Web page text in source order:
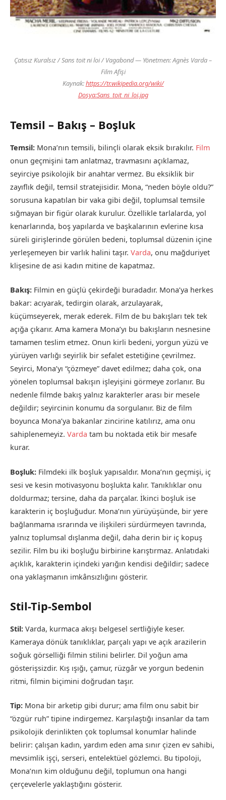
Çatısız Kuralsız / Sans toit ni loi / Vagabond— Yönetmen: Agnès Varda –
Film Afişi
Kaynak:https://tr.wikipedia.org/wiki/
Dosya:Sans_toit_ni_loi.jpg
Temsil – Bakış – Boşluk
Temsil: Mona’nın temsili, bilinçli olarak eksik bırakılır. Film
onun geçmişini tam anlatmaz, travmasını açıklamaz,
seyirciye psikolojik bir anahtar vermez. Bu eksiklik bir
zayıflık değil, temsil stratejisidir. Mona, “neden böyle oldu?”
sorusuna kapatılan bir vaka gibi değil, toplumsal temsile
sığmayan bir figür olarak kurulur. Özellikle tarlalarda, yol
kenarlarında, boş yapılarda ve başkalarının evlerine kısa
süreli girişlerinde görülen bedeni, toplumsal düzenin içine
yerleşemeyen bir varlık halini taşır. Varda, onu mağduriyet
klişesine de asi kadın mitine de kapatmaz.
Bakış: Filmin en güçlü çekirdeği buradadır. Mona’ya herkes
bakar: acıyarak, tedirgin olarak, arzulayarak,
küçümseyerek, merak ederek. Film de bu bakışları tek tek
açığa çıkarır. Ama kamera Mona’yı bu bakışların nesnesine
tamamen teslim etmez. Onun kirli bedeni, yorgun yüzü ve
yürüyen varlığı seyirlik bir sefalet estetiğine çevrilmez.
Seyirci, Mona’yı “çözmeye” davet edilmez; daha çok, ona
yönelen toplumsal bakışın işleyişini görmeye zorlanır. Bu
nedenle filmde bakış yalnız karakterler arası bir mesele
değildir; seyircinin konumu da sorgulanır. Biz de film
boyunca Mona’ya bakanlar zincirine katılırız, ama onu
sahiplenemeyiz. Varda tam bu noktada etik bir mesafe
kurar.
Boşluk: Filmdeki ilk boşluk yapısaldır. Mona’nın geçmişi, iç
sesi ve kesin motivasyonu boşlukta kalır. Tanıklıklar onu
doldurmaz; tersine, daha da parçalar. İkinci boşluk ise
karakterin iç boşluğudur. Mona’nın yürüyüşünde, bir yere
bağlanmama ısrarında ve ilişkileri sürdürmeyen tavrında,
yalnız toplumsal dışlanma değil, daha derin bir iç kopuş
sezilir. Film bu iki boşluğu birbirine karıştırmaz. Anlatıdaki
açıklık, karakterin içindeki yarığın kendisi değildir; sadece
ona yaklaşmanın imkânsızlığını gösterir.
Stil-Tip-Sembol
Stil: Varda, kurmaca akışı belgesel sertliğiyle keser.
Kameraya dönük tanıklıklar, parçalı yapı ve açık arazilerin
soğuk görselliği filmin stilini belirler. Dil yoğun ama
gösterişsizdir. Kış ışığı, çamur, rüzgâr ve yorgun bedenin
ritmi, filmin biçimini doğrudan taşır.
Tip: Mona bir arketip gibi durur; ama film onu sabit bir
“özgür ruh” tipine indirgemez. Karşılaştığı insanlar da tam
psikolojik derinlikten çok toplumsal konumlar halinde
belirir: çalışan kadın, yardım eden ama sınır çizen ev sahibi,
mevsimlik işçi, serseri, entelektüel gözlemci. Bu tipoloji,
Mona’nın kim olduğunu değil, toplumun ona hangi
çerçevelerle yaklaştığını gösterir.